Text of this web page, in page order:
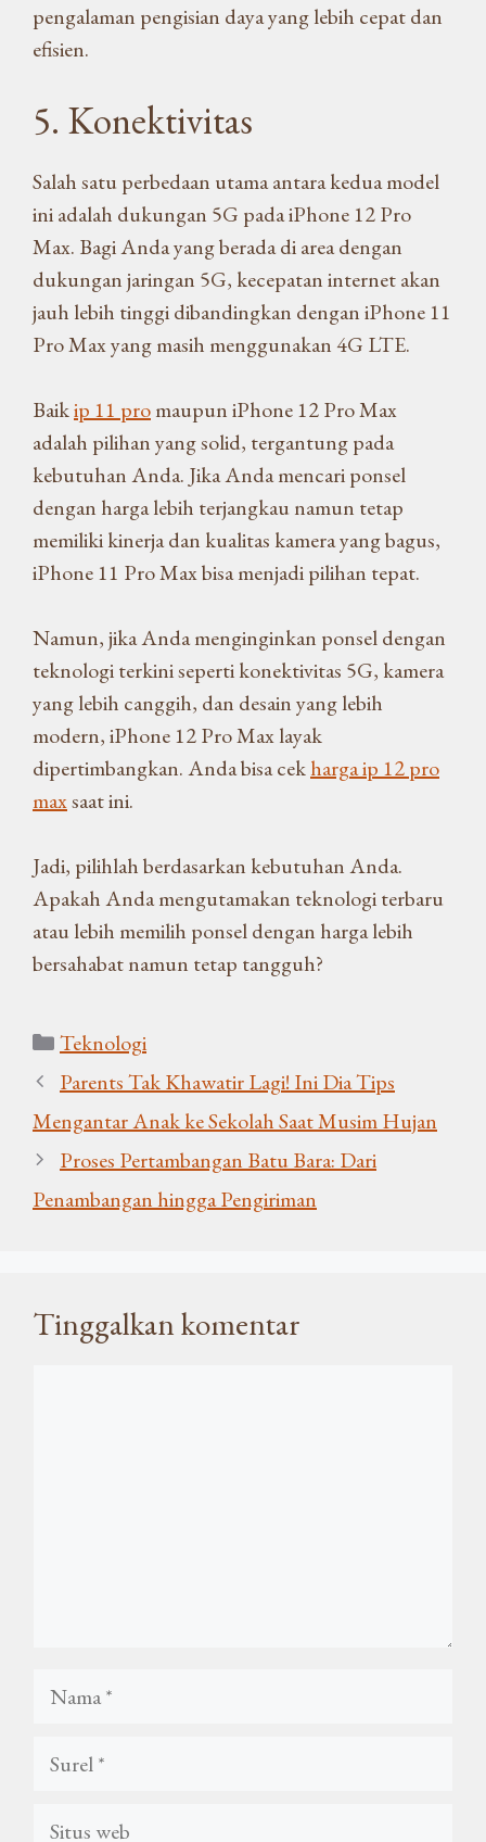
pengalaman pengisian daya yang lebih cepat dan
efisien.
5. Konektivitas
Salah satu perbedaan utama antara kedua model
ini adalah dukungan 5G pada iPhone 12 Pro
Max. Bagi Anda yang berada di area dengan
dukungan jaringan 5G, kecepatan internet akan
jauh lebih tinggi dibandingkan dengan iPhone 11
Pro Max yang masih menggunakan 4G LTE.
Baikip 11 promaupun iPhone 12 Pro Max
adalah pilihan yang solid, tergantung pada
kebutuhan Anda. Jika Anda mencari ponsel
dengan harga lebih terjangkau namun tetap
memiliki kinerja dan kualitas kamera yang bagus,
iPhone 11 Pro Max bisa menjadi pilihan tepat.
Namun, jika Anda menginginkan ponsel dengan
teknologi terkini seperti konektivitas 5G, kamera
yang lebih canggih, dan desain yang lebih
modern, iPhone 12 Pro Max layak
dipertimbangkan. Anda bisa cekharga ip 12 pro
maxsaat ini.
Jadi, pilihlah berdasarkan kebutuhan Anda.
Apakah Anda mengutamakan teknologi terbaru
atau lebih memilih ponsel dengan harga lebih
bersahabat namun tetap tangguh?
Kategori
Teknologi
Parents Tak Khawatir Lagi! Ini Dia Tips
Mengantar Anak ke Sekolah Saat Musim Hujan
Proses Pertambangan Batu Bara: Dari
Penambangan hingga Pengiriman
Tinggalkan komentar
Nama
Surel
Situs